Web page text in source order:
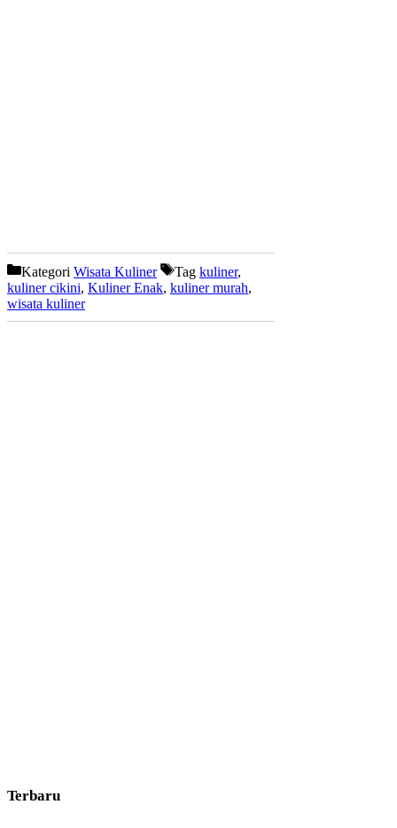
Kategori Wisata Kuliner Tag kuliner,
kuliner cikini, Kuliner Enak, kuliner murah,
wisata kuliner
Terbaru